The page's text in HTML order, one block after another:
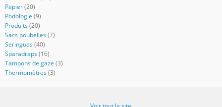
Papier (20)
Podologie (9)
Produits (20)
Sacs poubelles (7)
Seringues (40)
Sparadraps (16)
Tampons de gaze (3)
Thermomètres (3)